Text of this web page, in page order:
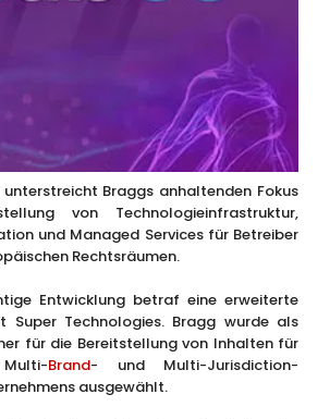
unterstreicht Braggs anhaltenden Fokus
von Technologieinfrastruktur,
und Managed Services für Betreiber
Rechtsräumen.
Entwicklung betraf eine erweiterte
Super Technologies. Bragg wurde als
für die Bereitstellung von Inhalten für
Brand- und Multi-Jurisdiction-
ausgewählt.